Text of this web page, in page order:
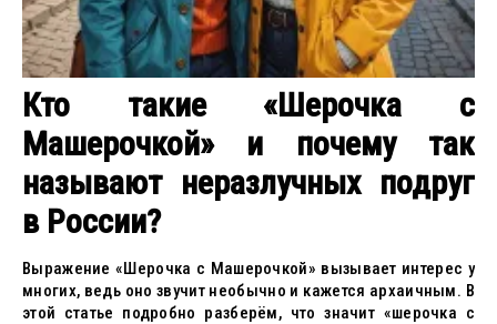
Кто такие «Шерочка с
Машерочкой» и почему так
называют неразлучных подруг
в России?
Выражение «Шерочка с Машерочкой» вызывает интерес у
многих, ведь оно звучит необычно и кажется архаичным. В
этой статье подробно разберём, что значит «шерочка с